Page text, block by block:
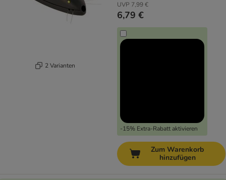
2 Varianten
UVP 7,99 €
6,79 €
-15% Extra-Rabatt aktivieren
Zum Warenkorb
hinzufügen